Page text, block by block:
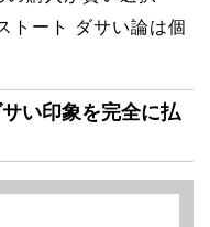
トート ダサい論は個
い印象を完全に払